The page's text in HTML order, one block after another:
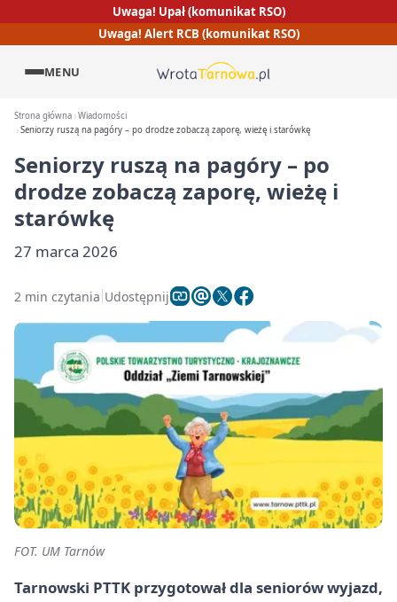
Uwaga! Upał (komunikat RSO)
Uwaga! Alert RCB (komunikat RSO)
MENU
Strona główna Wiadomości
Seniorzy ruszą na pagóry – po drodze zobaczą zaporę, wieżę i starówkę
Seniorzy ruszą na pagóry – po
drodze zobaczą zaporę, wieżę i
starówkę
27 marca 2026
2 min czytania Udostępnij
FOT. UM Tarnów
Tarnowski PTTK przygotował dla seniorów wyjazd,